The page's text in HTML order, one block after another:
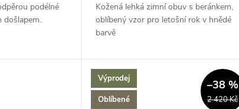
podélné
došlapem.
Kožená lehká zimní obuv s beránkem,
oblíbený vzor pro letošní rok v hnědé
barvě
Výprodej
Oblíbené
2 420 Kč
–38 %